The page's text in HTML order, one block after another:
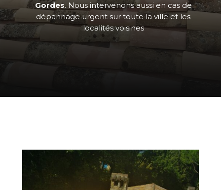
Gordes. Nous intervenons aussi en cas de
dépannage urgent sur toute la ville et les
localités voisines